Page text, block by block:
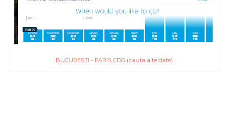
BUCURESTI - PARIS CDG (cauta alte date)